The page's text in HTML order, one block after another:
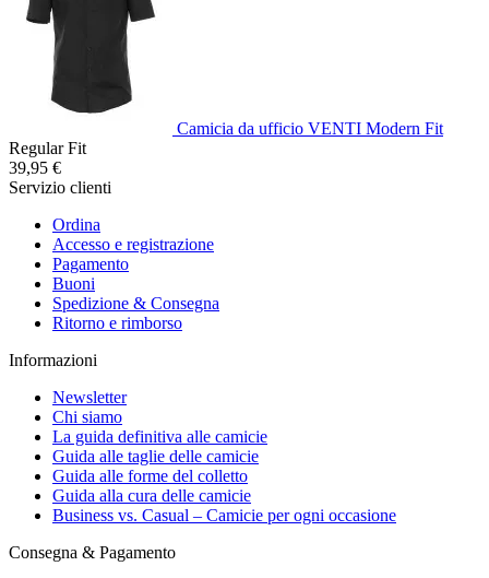
Camicia da ufficio VENTI Modern Fit
Regular Fit
39,95 €
Servizio clienti
Ordina
Accesso e registrazione
Pagamento
Buoni
Spedizione & Consegna
Ritorno e rimborso
Informazioni
Newsletter
Chi siamo
La guida definitiva alle camicie
Guida alle taglie delle camicie
Guida alle forme del colletto
Guida alla cura delle camicie
Business vs. Casual – Camicie per ogni occasione
Consegna & Pagamento